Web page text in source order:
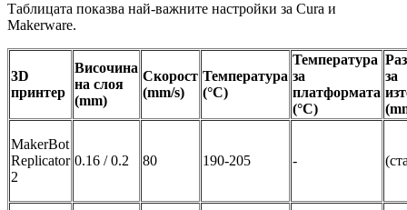
Таблицата показва най-важните настройки за Cura и
Makerware.
3D
принтер
Височина
на слоя
(mm)
Скорост
(mm/s)
Температура
(°C)
Температура
за
платформата
(°C)
за
MakerBot
Replicator
2
0.16 / 0.2 80 190-205 -